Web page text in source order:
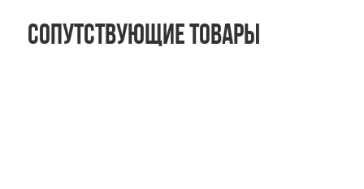
Сопутствующие товары